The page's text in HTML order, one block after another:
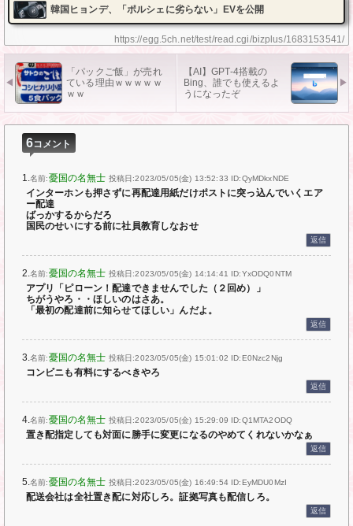
https://egg.5ch.net/test/read.cgi/bizplus/1683153541/
韓国ヒョンデ、「ポルシェに劣らない」EVを公開
「パックご飯」が売れ
ている理由ｗｗｗｗｗ
ｗｗ
【AI】GPT-4搭載の
Bing、誰でも使えるよ
うになったぞ
6コメント
1.名前:憂国の名無士 投稿日:2023/05/05(金) 13:52:33 ID:QyMDkxNDE
インターホンも押さずに再配達用紙だけポストに突っ込んでいくエア
ー配達
ばっかするからだろ
国民のせいにする前に社員教育しなおせ
返信
2.名前:憂国の名無士 投稿日:2023/05/05(金) 14:14:41 ID:YxODQ0NTM
アプリ「ピローン！配達できませんでした（２回め）」
ちがうやろ・・ほしいのはさあ。
「最初の配達前に知らせてほしい」んだよ。
返信
3.名前:憂国の名無士 投稿日:2023/05/05(金) 15:01:02 ID:E0Nzc2Njg
コンビニも有料にするべきやろ
返信
4.名前:憂国の名無士 投稿日:2023/05/05(金) 15:29:09 ID:Q1MTA2ODQ
置き配指定しても対面に勝手に変更になるのやめてくれないかなぁ
返信
5.名前:憂国の名無士 投稿日:2023/05/05(金) 16:49:54 ID:EyMDU0MzI
配送会社は全社置き配に対応しろ。証拠写真も配信しろ。
返信